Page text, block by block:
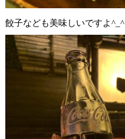
餃子なども美味しいですよ^_^